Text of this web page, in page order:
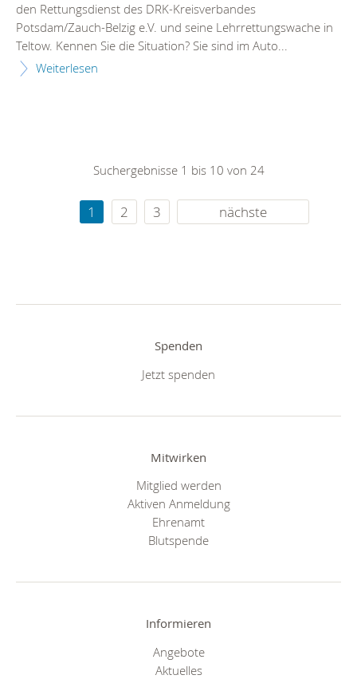
den Rettungsdienst des DRK-Kreisverbandes
Potsdam/Zauch-Belzig e.V. und seine Lehrrettungswache in
Teltow. Kennen Sie die Situation? Sie sind im Auto...
Weiterlesen
Suchergebnisse 1 bis 10 von 24
1 2 3 nächste
Spenden
Jetzt spenden
Mitwirken
Mitglied werden
Aktiven Anmeldung
Ehrenamt
Blutspende
Informieren
Angebote
Aktuelles